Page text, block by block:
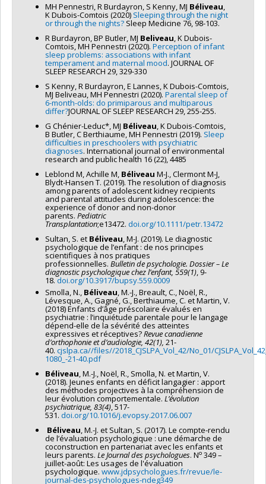
MH Pennestri, R Burdayron, S Kenny, MJ Béliveau,
K Dubois-Comtois (2020) Sleeping through the night
or through the nights? Sleep Medicine 76, 98-103.
R Burdayron, BP Butler, MJ Beliveau, K Dubois-
Comtois, MH Pennestri (2020). Perception of infant
sleep problems: associations with infant
temperament and maternal mood. JOURNAL OF
SLEEP RESEARCH 29, 329-330
S Kenny, R Burdayron, E Lannes, K Dubois-Comtois,
MJ Beliveau, MH Pennestri (2020). Parental sleep of
6-month-olds: do primiparous and multiparous
differ?JOURNAL OF SLEEP RESEARCH 29, 255-255.
G Chénier-Leduc*, MJ Béliveau, K Dubois-Comtois,
B Butler, C Berthiaume, MH Pennestri (2019). Sleep
difficulties in preschoolers with psychiatric
diagnoses. International journal of environmental
research and public health 16 (22), 4485
Leblond M, Achille M, Béliveau M-J., Clermont M-J,
Blydt-Hansen T. (2019). The resolution of diagnosis
among parents of adolescent kidney recipients
and parental attitudes during adolescence: the
experience of donor and non-donor
parents. Pediatric
Transplantation;e13472. doi.org/10.1111/petr.13472
Sultan, S. et Béliveau, M-J. (2019). Le diagnostic
psychologique de l’enfant : de nos principes
scientifiques à nos pratiques
professionnelles. Bulletin de psychologie. Dossier – Le
diagnostic psychologique chez l’enfant, 559(1), 9-
18.doi.org/10.3917/bupsy.559.0009
Smolla, N., Béliveau, M.-J., Breault, C., Noël, R.,
Lévesque, A., Gagné, G., Berthiaume, C. et Martin, V.
(2018) Enfants d’âge préscolaire évalués en
psychiatrie : l’inquiétude parentale pour le langage
dépend-elle de la sévérité des atteintes
expressives et réceptives?Revue canadienne
d’orthophonie et d’audiologie, 42(1), 21-
40. cjslpa.ca//files//2018_CJSLPA_Vol_42/No_01/
1080_-21-40.pdf
Béliveau, M.-J., Noël, R., Smolla, N. et Martin, V.
(2018). Jeunes enfants en déficit langagier : apport
des méthodes projectives à la compréhension de
leur évolution comportementale. L’évolution
psychiatrique, 83(4), 517-
531. doi.org/10.1016/j.evopsy.2017.06.007
Béliveau, M.-J. et Sultan, S. (2017). Le compte-rendu
de l’évaluation psychologique : une démarche de
coconstruction en partenariat avec les enfants et
leurs parents. Le Journal des psychologues. No 349 –
juillet-août: Les usages de l'évaluation
psychologique. www.jdpsychologues.fr/revue/le-
journal-des-psychologues-ndeg349